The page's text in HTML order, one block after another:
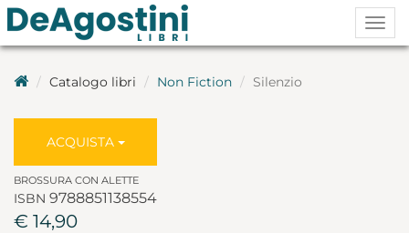
Catalogo libri Non Fiction Silenzio
ACQUISTA
BROSSURA CON ALETTE
ISBN 9788851138554
€ 14,90